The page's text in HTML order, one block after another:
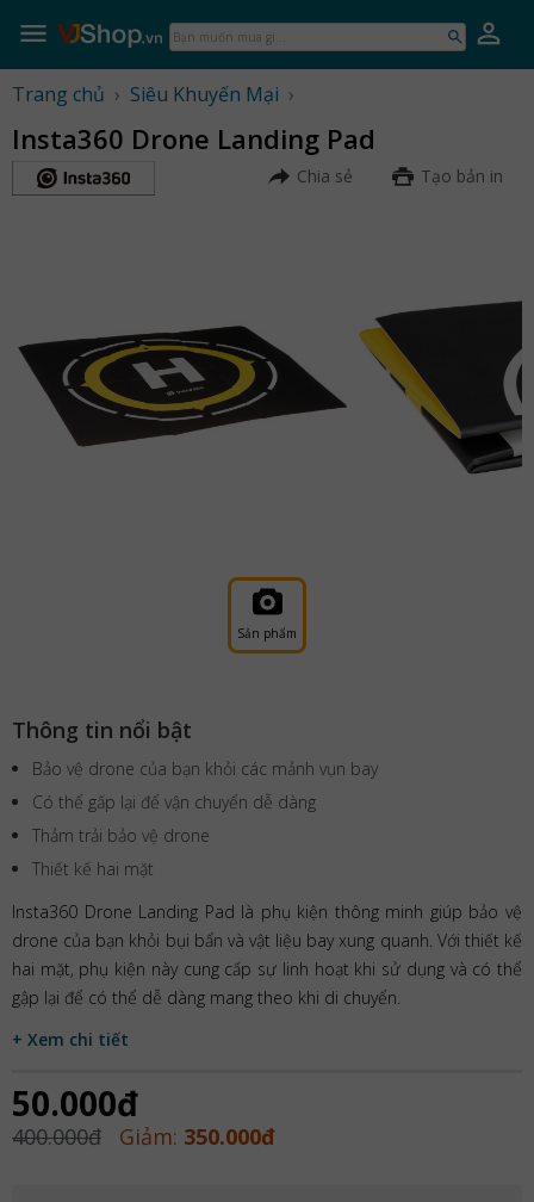
Bạn
muốn
gì...
Trang chủ › Siêu Khuyến Mại ›
Insta360 Drone Landing Pad
Chia sẻ Tạo bản in
Sản phẩm
Thông tin nổi bật
Bảo vệ drone của bạn khỏi các mảnh vụn bay
Có thể gấp lại để vận chuyển dễ dàng
Thảm trải bảo vệ drone
Thiết kế hai mặt
Insta360 Drone Landing Pad là phụ kiện thông minh giúp bảo vệ
drone của bạn khỏi bụi bẩn và vật liệu bay xung quanh. Với thiết kế
hai mặt, phụ kiện này cung cấp sự linh hoạt khi sử dụng và có thể
gập lại để có thể dễ dàng mang theo khi di chuyển.
+ Xem chi tiết
50.000đ
400.000đ Giảm: 350.000đ